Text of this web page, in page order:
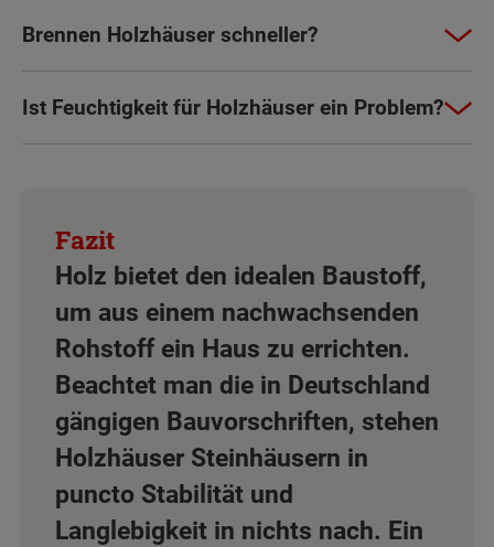
Brennen Holzhäuser schneller?
Ist Feuchtigkeit für Holzhäuser ein Problem?
Holz bietet den idealen Baustoff,
um aus einem nachwachsenden
Rohstoff ein Haus zu errichten.
Beachtet man die in Deutschland
gängigen Bauvorschriften, stehen
Holzhäuser Steinhäusern in
puncto Stabilität und
Langlebigkeit in nichts nach. Ein